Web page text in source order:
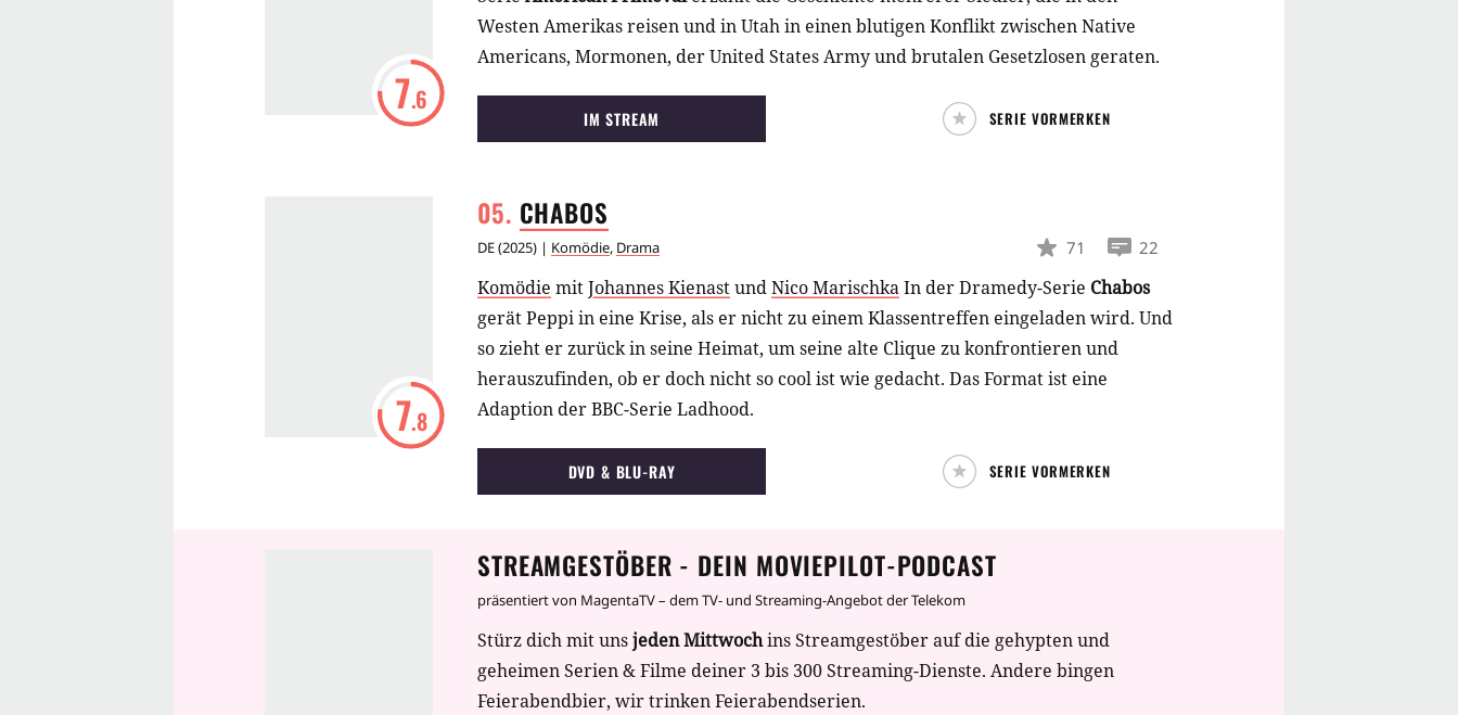
7.6
Westen Amerikas reisen und in Utah in einen blutigen Konflikt zwischen Native
Americans, Mormonen, der United States Army und brutalen Gesetzlosen geraten.
IM STREAM SERIE VORMERKEN
CHABOS
DE(2025) | Komödie, Drama
7.8
71 22
Komödie mitJohannes KienastundNico MarischkaIn der Dramedy-Serie Chabos
gerät Peppi in eine Krise, als er nicht zu einem Klassentreffen eingeladen wird. Und
so zieht er zurück in seine Heimat, um seine alte Clique zu konfrontieren und
herauszufinden, ob er doch nicht so cool ist wie gedacht. Das Format ist eine
Adaption der BBC-Serie Ladhood.
DVD & BLU-RAY SERIE VORMERKEN
STREAMGESTÖBER - DEIN MOVIEPILOT-PODCAST
präsentiert von MagentaTV – dem TV- und Streaming-Angebot der Telekom
Stürz dich mit unsjeden Mittwochins Streamgestöber auf die gehypten und
geheimen Serien & Filme deiner 3 bis 300 Streaming-Dienste. Andere bingen
Feierabendbier, wir trinken Feierabendserien.